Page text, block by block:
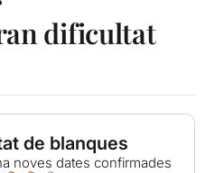
dificultat
de blanques
noves dates confirmades